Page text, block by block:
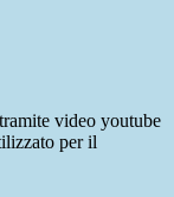
video youtube
per il